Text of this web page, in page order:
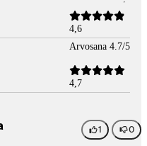
4,6
Arvosana 4.7/5
4,7
1 0